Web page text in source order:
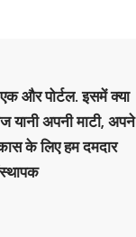
और पोर्टल. इसमें क्या
यानी अपनी माटी, अपने
के लिए हम दमदार